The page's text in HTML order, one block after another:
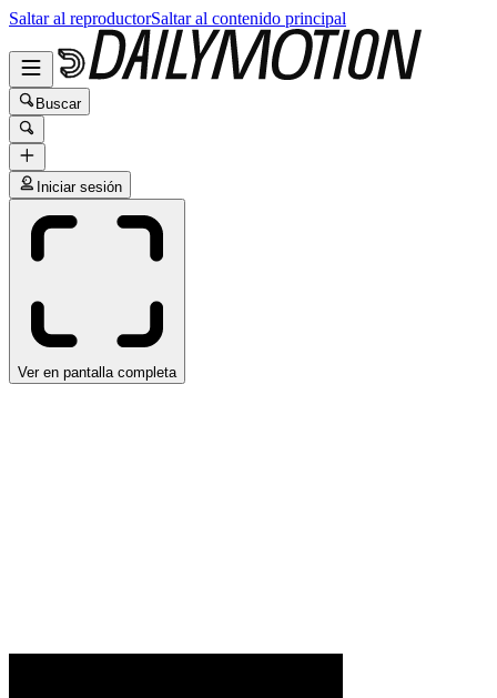
Saltar al reproductorSaltar al contenido principal
Buscar
Iniciar sesión
Ver en pantalla completa